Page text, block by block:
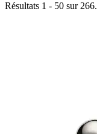
Résultats 1 - 50 sur 266.